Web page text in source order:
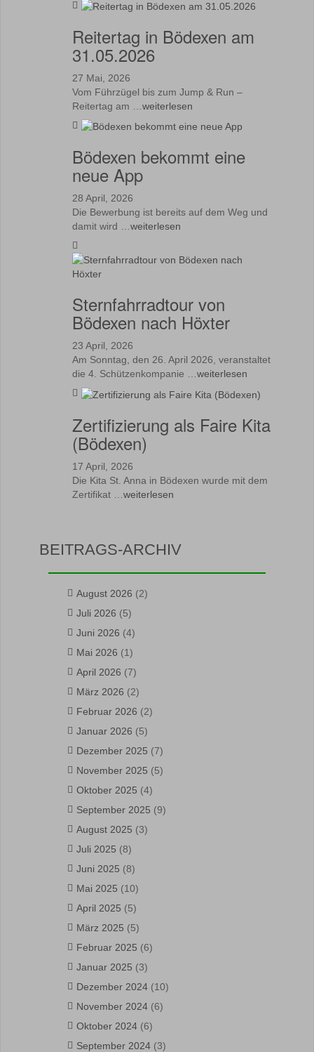
Reitertag in Bödexen am
31.05.2026
27 Mai, 2026
Vom Führzügel bis zum Jump & Run –
Reitertag am … weiterlesen
Bödexen bekommt eine
neue App
28 April, 2026
Die Bewerbung ist bereits auf dem Weg und
damit wird …weiterlesen
Sternfahrradtour von
Bödexen nach Höxter
23 April, 2026
Am Sonntag, den 26. April 2026, veranstaltet
die 4. Schützenkompanie …weiterlesen
Zertifizierung als Faire Kita
(Bödexen)
17 April, 2026
Die Kita St. Anna in Bödexen wurde mit dem
Zertifikat … weiterlesen
BEITRAGS-ARCHIV
August 2026 (2)
Juli 2026 (5)
Juni 2026 (4)
Mai 2026 (1)
April 2026 (7)
März 2026 (2)
Februar 2026 (2)
Januar 2026 (5)
Dezember 2025 (7)
November 2025 (5)
Oktober 2025 (4)
September 2025 (9)
August 2025 (3)
Juli 2025 (8)
Juni 2025 (8)
Mai 2025 (10)
April 2025 (5)
März 2025 (5)
Februar 2025 (6)
Januar 2025 (3)
Dezember 2024 (10)
November 2024 (6)
Oktober 2024 (6)
September 2024 (3)